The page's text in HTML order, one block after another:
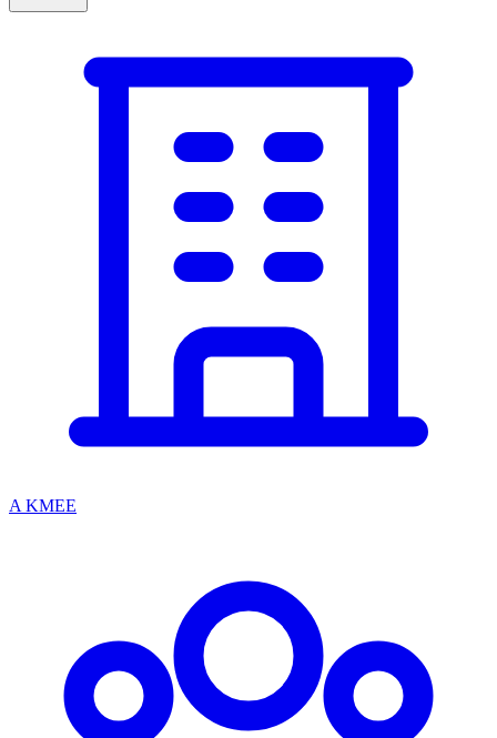
A KMEE